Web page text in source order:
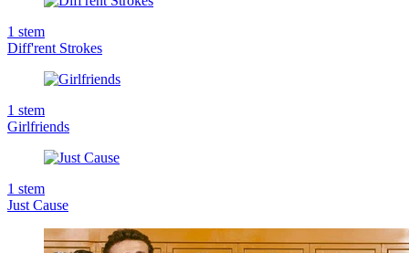
1 stem
Diff'rent Strokes
1 stem
Girlfriends
1 stem
Just Cause